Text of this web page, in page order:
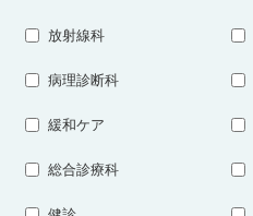
放射線科
病理診断科
緩和ケア
総合診療科